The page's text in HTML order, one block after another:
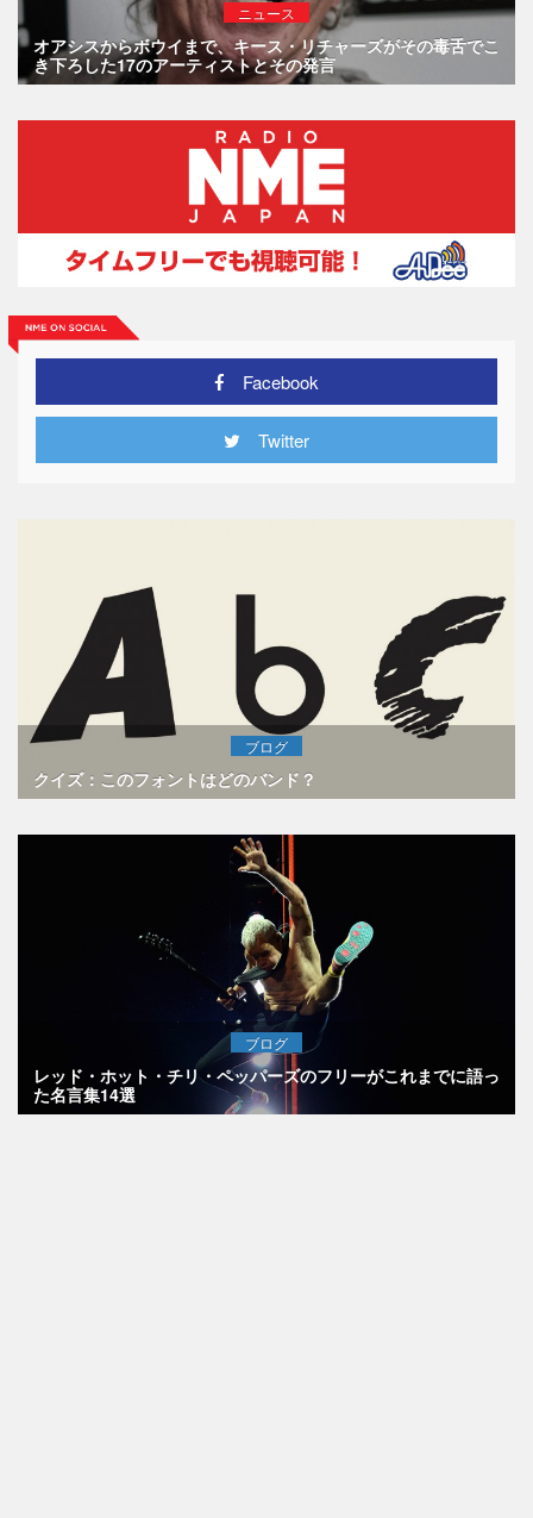
ニュース
オアシスからボウイまで、キース・リチャーズがその毒舌でこ
き下ろした17のアーティストとその発言
Facebook
Twitter
ブログ
クイズ：このフォントはどのバンド？
ブログ
レッド・ホット・チリ・ペッパーズのフリーがこれまでに語っ
た名言集14選